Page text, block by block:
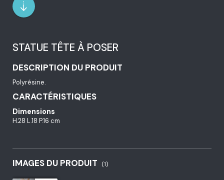
STATUE TÊTE À POSER
DESCRIPTION DU PRODUIT
Polyrésine.
CARACTÉRISTIQUES
Dimensions
H.28 L.18 P.16 cm
IMAGES DU PRODUIT (1)